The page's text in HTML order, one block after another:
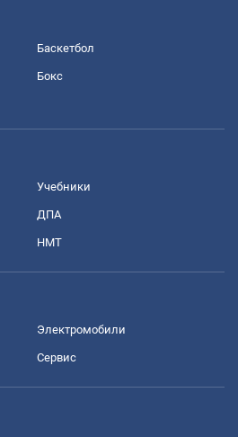
Баскетбол
Бокс
Учебники
ДПА
НМТ
Электромобили
Сервис